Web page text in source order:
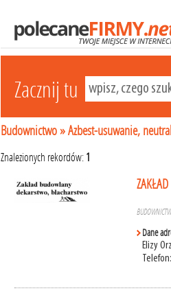
Zacznij tu
Budownictwo»Azbest-usuwanie,
Znalezionych rekordów: 1
Dane
Elizy